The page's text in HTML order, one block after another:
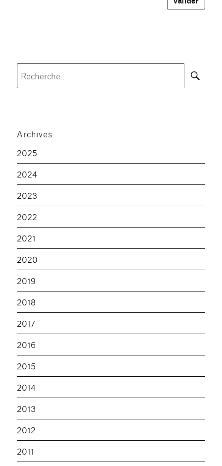
Archives
2025
2024
2023
2022
2021
2020
2019
2018
2017
2016
2015
2014
2013
2012
2011